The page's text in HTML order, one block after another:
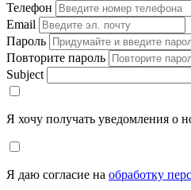
Телефон
Email
Пароль
Повторите пароль
Subject
Я хочу получать уведомления о
Я даю согласие на обработку